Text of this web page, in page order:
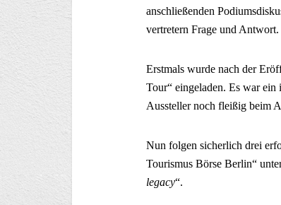
anschließenden
vertretern Frage und Antwort.
Erstmals wurde nach der
Tour“ eingeladen. Es war
Aussteller noch fleißig beim
Nun folgen sicherlich drei
Tourismus Börse Berlin“
legacy“.